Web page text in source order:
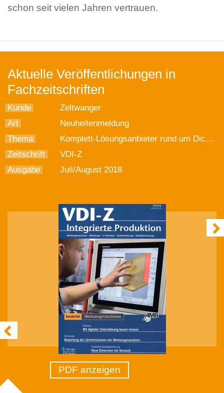
schon seit vielen Jahren vertrauen.
Aktuelle Veröffentlichungen in
Fachzeitschriften
Kunde
Zeltwanger
Art
Neuheitenmeldung
Thema
Komplett-Lösungsanbieter rund um Dichtheitsprüfung
Zeitschrift
VDI-Z
Ausgabe
Juli/August 2018
PDF anzeigen